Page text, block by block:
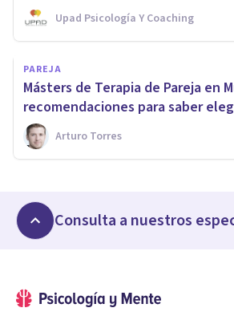
Upad Psicología Y Coaching
PAREJA
Másters de Terapia de Pareja en
recomendaciones para saber
Arturo Torres
Consulta a nuestros